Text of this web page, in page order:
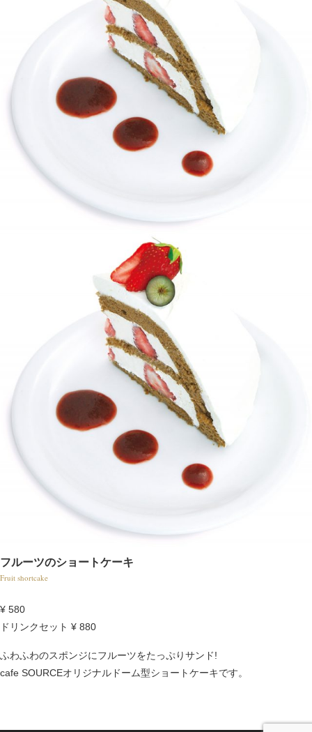
フルーツのショートケーキ
Fruit shortcake
¥ 580
ドリンクセット ¥ 880
ふわふわのスポンジにフルーツをたっぷりサンド!
cafe SOURCEオリジナルドーム型ショートケーキです。